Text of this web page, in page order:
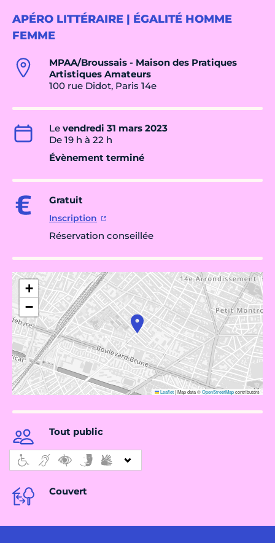
APÉRO LITTÉRAIRE | ÉGALITÉ HOMME
FEMME
MPAA/Broussais - Maison des Pratiques
Artistiques Amateurs
100 rue Didot, Paris 14e
Le vendredi 31 mars 2023
De 19 h à 22 h
Évènement terminé
Gratuit
Inscription
Réservation conseillée
+
−
Leaflet|Map data ©OpenStreetMapcontributors
Tout public
Couvert